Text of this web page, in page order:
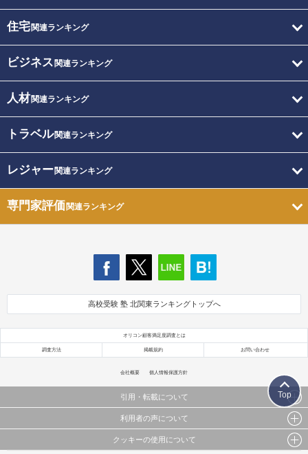
住宅関連ランキング
ビジネス 関連ランキング
人材関連ランキング
トラベル関連ランキング
レジャー関連ランキング
専門家評価関連ランキング
高校受験 塾 北関東ランキングトップへ
オリコン顧客満足度調査とは
調査方法 掲載規約 お問い合わせ
会社概要 個人情報保護方針
引用・転載について
当サイトで公開されている情報（文字、写真、イラスト、画像データ等）及びこれらの配置・
これらの情報を権利者の許可なく無断転載・複製などの二次利用を行うことは固く禁じており
利用者の声について
当サイトに掲載している内容はすべてサービスの利用者が提出された見解・感想です。
クッキーの使用について
Top